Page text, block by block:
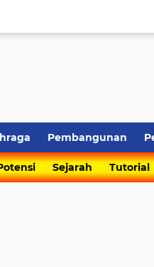
Pembangunan
Sejarah Tutorial